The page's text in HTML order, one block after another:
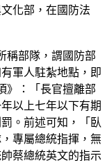
化部，在國防法
稱部隊，謂國防部
軍人駐紮地點，即
》：「長官擅離部
以上七年以下有期
。前述可知，「臥
專屬總統指揮，無
蔡總統英文的指示